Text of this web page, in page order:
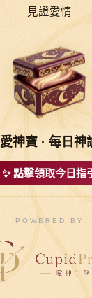
見證愛情
愛神寶 · 每日神
✨ 點擊領取今日指引
POWERED BY